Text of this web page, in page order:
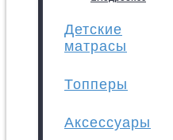
Детские
матрасы
Топперы
Аксессуары